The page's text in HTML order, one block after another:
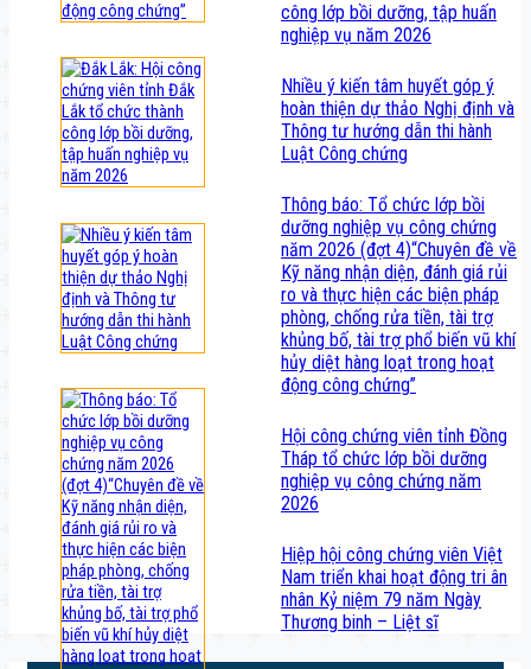
công lớp bồi dưỡng, tập huấn
nghiệp vụ năm 2026
Nhiều ý kiến tâm huyết góp ý
hoàn thiện dự thảo Nghị định và
Thông tư hướng dẫn thi hành
Luật Công chứng
Thông báo: Tổ chức lớp bồi
dưỡng nghiệp vụ công chứng
năm 2026 (đợt 4)“Chuyên đề về
Kỹ năng nhận diện, đánh giá rủi
ro và thực hiện các biện pháp
phòng, chống rửa tiền, tài trợ
khủng bố, tài trợ phổ biến vũ khí
hủy diệt hàng loạt trong hoạt
động công chứng”
Hội công chứng viên tỉnh Đồng
Tháp tổ chức lớp bồi dưỡng
nghiệp vụ công chứng năm
2026
Hiệp hội công chứng viên Việt
Nam triển khai hoạt động tri ân
nhân Kỷ niệm 79 năm Ngày
Thương binh – Liệt sĩ